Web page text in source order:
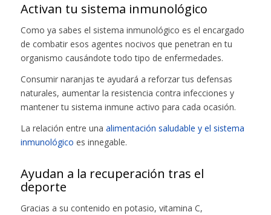
Activan tu sistema inmunológico
Como ya sabes el sistema inmunológico es el encargado
de combatir esos agentes nocivos que penetran en tu
organismo causándote todo tipo de enfermedades.
Consumir naranjas te ayudará a reforzar tus defensas
naturales, aumentar la resistencia contra infecciones y
mantener tu sistema inmune activo para cada ocasión.
La relación entre una alimentación saludable y el sistema
inmunológico es innegable.
Ayudan a la recuperación tras el
deporte
Gracias a su contenido en potasio, vitamina C,